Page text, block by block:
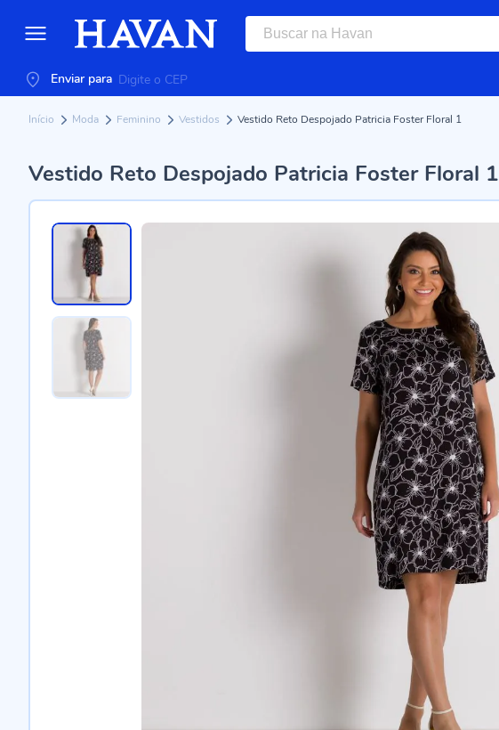
Enviar para
Início Moda Feminino Vestidos Vestido Reto Despojado Patricia Foster Floral 1
Vestido Reto Despojado Patricia Foster Floral 1